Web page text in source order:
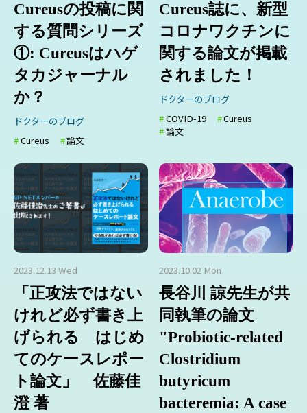
Cureusの投稿に関
する質問シリーズ
①: Cureusはハゲ
タカジャーナル
か？
ドクターのブログ
Cureus
論文
Cureus誌に、新型
コロナワクチンに
関する論文が掲載
されました！
ドクターのブログ
COVID-19
Cureus
論文
2023.12.13 Wed
「正攻法ではない
けれど必ず書き上
げられる はじめ
てのケースレポー
ト論文」 佐藤佳
澄 著
2023.10.02 Mon
長谷川 諒先生が共
同執筆の論文
"Probiotic-related
Clostridium
butyricum
bacteremia: A case